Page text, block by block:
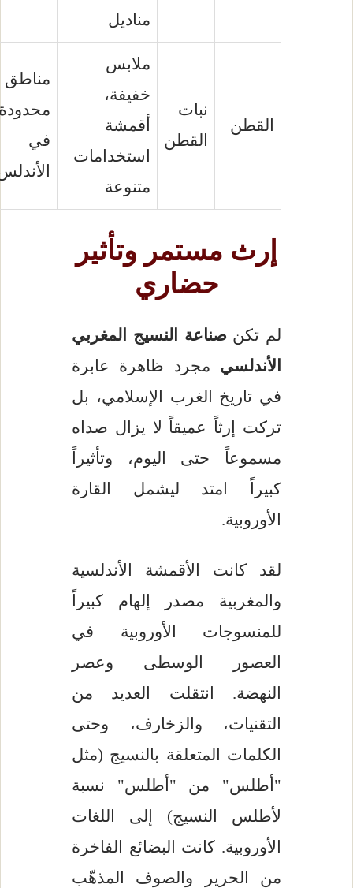
مناديل
القطن
نبات
القطن
ملابس
خفيفة،
أقمشة
استخدامات
متنوعة
مناطق
محدودة
في
الأندلس
إرث مستمر وتأثير
حضاري
لم تكنصناعة النسيج المغربي
الأندلسيمجرد ظاهرة عابرة
في تاريخ الغرب الإسلامي، بل
تركت إرثاً عميقاً لا يزال صداه
مسموعاً حتى اليوم، وتأثيراً
كبيراً امتد ليشمل القارة
الأوروبية.
لقد كانت الأقمشة الأندلسية
والمغربية مصدر إلهام كبيراً
للمنسوجات الأوروبية في
العصور الوسطى وعصر
النهضة. انتقلت العديد من
التقنيات، والزخارف، وحتى
الكلمات المتعلقة بالنسيج (مثل
"أطلس" من "أطلس" نسبة
لأطلس النسيج) إلى اللغات
الأوروبية. كانت البضائع الفاخرة
من الحرير والصوف المذهّب